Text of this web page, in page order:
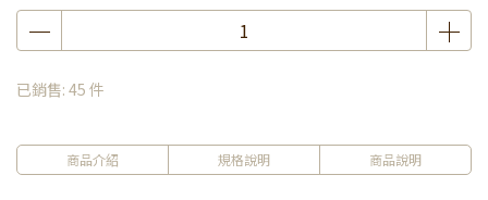
已銷售: 45 件
商品介紹 規格說明 商品說明